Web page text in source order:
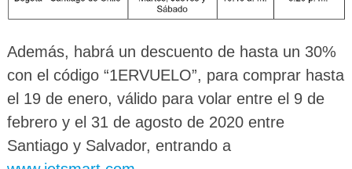
Además, habrá un descuento de hasta un 30%
con el código “1ERVUELO”, para comprar hasta
el 19 de enero, válido para volar entre el 9 de
febrero y el 31 de agosto de 2020 entre
Santiago y Salvador, entrando a